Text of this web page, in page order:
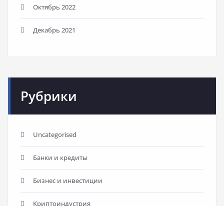
Октябрь 2022
Декабрь 2021
Рубрики
Uncategorised
Банки и кредиты
Бизнес и инвестиции
Криптоиндустрия